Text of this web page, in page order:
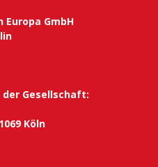
GmbH
Gesellschaft:
Köln